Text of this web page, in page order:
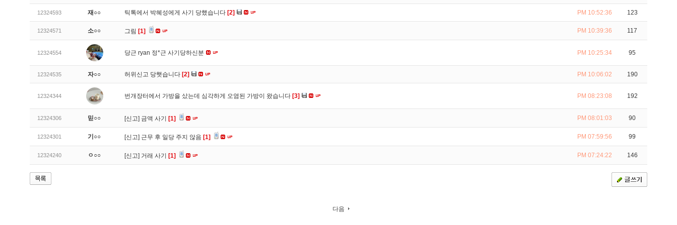
12324593 재○○ 틱톡에서 박혜성에게 사기 당했습니다 [2] PM 10:52:36 123
12324571 소○○ 그림 [1] PM 10:39:36 117
12324554 당근 ryan 정*근 사기당하신분 PM 10:25:34 95
12324535 자○○ 허위신고 당햇습니다 [2] PM 10:06:02 190
12324344 번개장터에서 가방을 샀는데 심각하게 오염된 가방이 왔습니다 [3] PM 08:23:08 192
12324306 믿○○ [신고] 금액 사기 [1] PM 08:01:03 90
12324301 기○○ [신고] 근무 후 일당 주지 않음 [1] PM 07:59:56 99
12324240 ㅇ○○ [신고] 거래 사기 [1] PM 07:24:22 146
다음